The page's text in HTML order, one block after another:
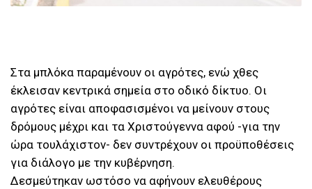
Στα μπλόκα παραμένουν οι αγρότες, ενώ χθες
έκλεισαν κεντρικά σημεία στο οδικό δίκτυο. Οι
αγρότες είναι αποφασισμένοι να μείνουν στους
δρόμους μέχρι και τα Χριστούγεννα αφού -για την
ώρα τουλάχιστον- δεν συντρέχουν οι προϋποθέσεις
για διάλογο με την κυβέρνηση.
Δεσμεύτηκαν ωστόσο να αφήνουν ελευθέρους